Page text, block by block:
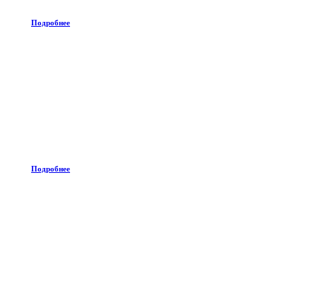
Подробнее
Подробнее